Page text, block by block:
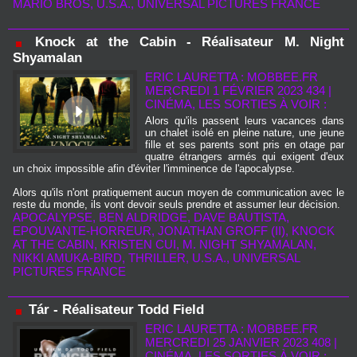
MARIO BROS, U.S.A., UNIVERSAL PICTURES FRANCE
Knock at the Cabin - Réalisateur M. Night
Shyamalan
ERIC LAURETTA : MOBBEE.FR
MERCREDI 1 FÉVRIER 2023 434 |
CINÉMA, LES SORTIES À VOIR :
Alors qu'ils passent leurs vacances dans
un chalet isolé en pleine nature, une jeune
fille et ses parents sont pris en otage par
quatre étrangers armés qui exigent d'eux
un choix impossible afin d'éviter l'imminence de l'apocalypse.
Alors qu'ils n'ont pratiquement aucun moyen de communication avec le
reste du monde, ils vont devoir seuls prendre et assumer leur décision.
APOCALYPSE, BEN ALDRIDGE, DAVE BAUTISTA,
EPOUVANTE-HORREUR, JONATHAN GROFF (II), KNOCK
AT THE CABIN, KRISTEN CUI, M. NIGHT SHYAMALAN,
NIKKI AMUKA-BIRD, THRILLER, U.S.A., UNIVERSAL
PICTURES FRANCE
Tár - Réalisateur Todd Field
ERIC LAURETTA : MOBBEE.FR
MERCREDI 25 JANVIER 2023 408 |